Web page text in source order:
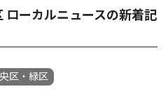
ローカルニュースの新着記
区・緑区